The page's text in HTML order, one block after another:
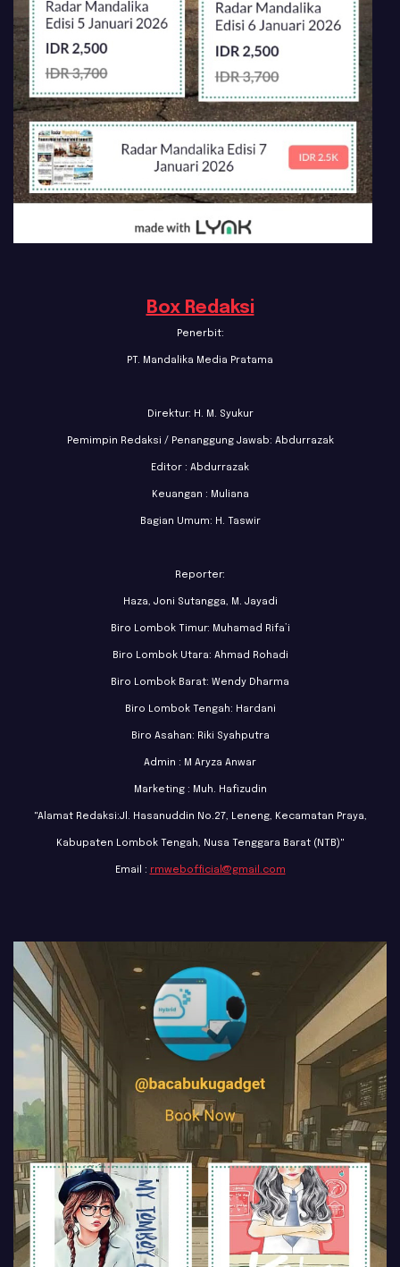
Box Redaksi
Penerbit:
PT. Mandalika Media Pratama
Direktur: H. M. Syukur
Pemimpin Redaksi / Penanggung Jawab: Abdurrazak
Editor : Abdurrazak
Keuangan : Muliana
Bagian Umum: H. Taswir
Reporter:
Haza, Joni Sutangga, M. Jayadi
Biro Lombok Timur: Muhamad Rifa’i
Biro Lombok Utara: Ahmad Rohadi
Biro Lombok Barat: Wendy Dharma
Biro Lombok Tengah: Hardani
Biro Asahan: Riki Syahputra
Admin : M Aryza Anwar
Marketing : Muh. Hafizudin
"Alamat Redaksi:Jl. Hasanuddin No.27, Leneng, Kecamatan Praya,
Kabupaten Lombok Tengah, Nusa Tenggara Barat (NTB)"
Email : rmwebofficial@gmail.com